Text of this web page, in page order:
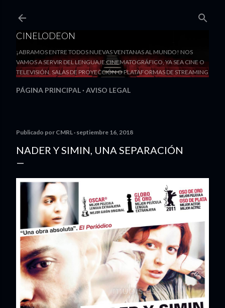
CINELODEON
¡ABRAMOS ENTRE TODOS NUEVAS VENTANAS AL MUNDO! NOS
VAMOS A SERVIR DEL LENGUAJE CINEMATOGRÁFICO, YA SEA CINE O
TELEVISIÓN, SALAS DE PROYECCIÓN O PLATAFORMAS DE STREAMING
PÁGINA PRINCIPAL AVISO LEGAL
Publicado por CMRL septiembre 16, 2018
NADER Y SIMIN, UNA SEPARACIÓN